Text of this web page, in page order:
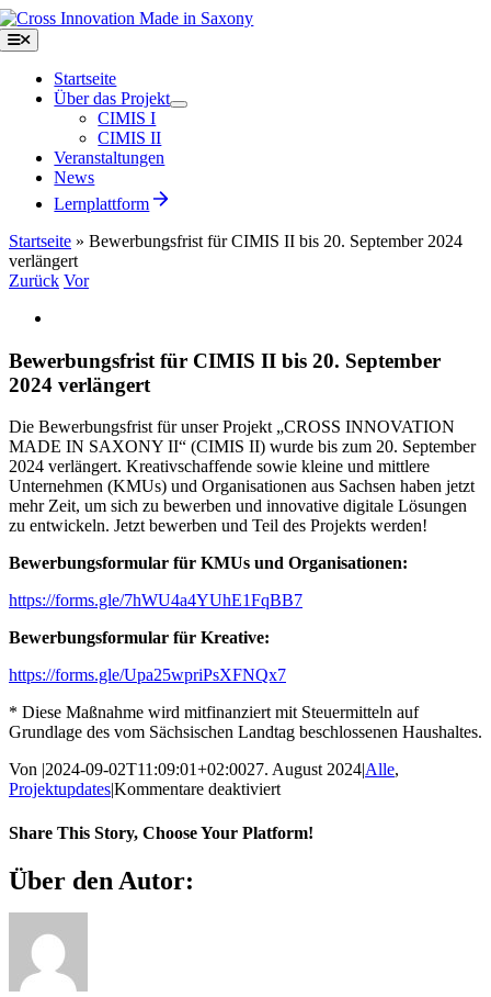
Zum
Inhalt
springen
Toggle
Navigation
Startseite
Über das Projekt
CIMIS I
CIMIS II
Veranstaltungen
News
Lernplattform
Startseite » Bewerbungsfrist für CIMIS II bis 20. September 2024
verlängert
Zurück Vor
Bild
Bewerbungsfrist für CIMIS II bis 20. September
2024 verlängert
Die Bewerbungsfrist für unser Projekt „CROSS INNOVATION
MADE IN SAXONY II“ (CIMIS II) wurde bis zum 20. September
2024 verlängert. Kreativschaffende sowie kleine und mittlere
Unternehmen (KMUs) und Organisationen aus Sachsen haben jetzt
mehr Zeit, um sich zu bewerben und innovative digitale Lösungen
zu entwickeln. Jetzt bewerben und Teil des Projekts werden!
Bewerbungsformular für KMUs und Organisationen:
https://forms.gle/7hWU4a4YUhE1FqBB7
Bewerbungsformular für Kreative:
https://forms.gle/Upa25wpriPsXFNQx7
* Diese Maßnahme wird mitfinanziert mit Steuermitteln auf
Grundlage des vom Sächsischen Landtag beschlossenen Haushaltes.
Von |2024-09-02T11:09:01+02:0027. August 2024|Alle,
Projektupdates|Kommentare deaktiviertfür
für
Share This Story, Choose Your Platform!
Facebook
X
Reddit
LinkedIn
WhatsApp
Telegram
Tumblr
Pinterest
Vk
Xing
E-
Mail
Über den Autor: